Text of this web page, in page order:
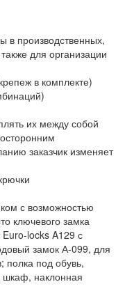
в производственных,
для организации
в комплекте)
их между собой
заказчик изменяет
с возможностью
ключевого замка
Euro-locks A129 с
замок А-099, для
полка под обувь,
шкаф, наклонная